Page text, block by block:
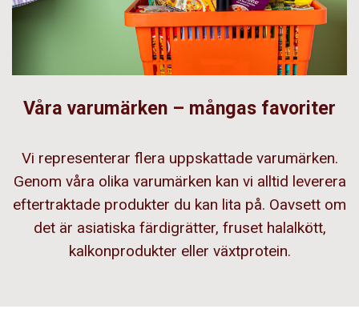
Våra varumärken – mångas favoriter
Vi representerar flera uppskattade varumärken.
Genom våra olika varumärken kan vi alltid leverera
eftertraktade produkter du kan lita på. Oavsett om
det är asiatiska färdigrätter, fruset halalkött,
kalkonprodukter eller växtprotein.